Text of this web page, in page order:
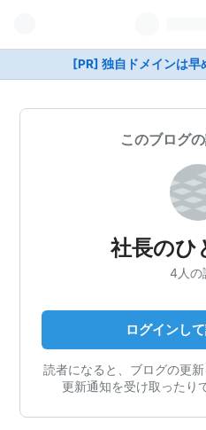
[PR] 独自ドメインは早
このブログ
社長のひ
4人の
ログインし
読者になると、ブログの更
更新通知を受け取ったり